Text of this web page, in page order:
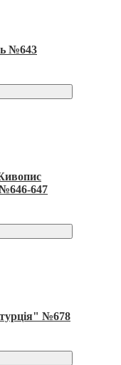
№643
647
№678